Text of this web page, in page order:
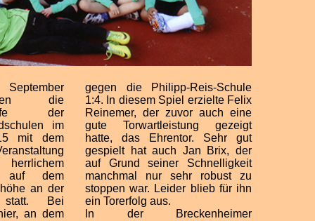
die
der
im
mit dem
auf dem
an der
statt. Bei
an dem
gegen die Philipp-Reis-Schule
1:4. In diesem Spiel erzielte Felix
Reinemer, der zuvor auch eine
gute Torwartleistung gezeigt
hatte, das Ehrentor. Sehr gut
gespielt hat auch Jan Brix, der
auf Grund seiner Schnelligkeit
manchmal nur sehr robust zu
stoppen war. Leider blieb für ihn
ein Torerfolg aus.
In der Breckenheimer